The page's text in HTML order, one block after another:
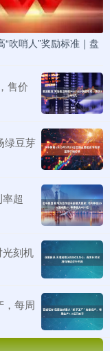
吹哨人”奖励标准｜盘
售价
绿豆芽
超
刻机
，每周